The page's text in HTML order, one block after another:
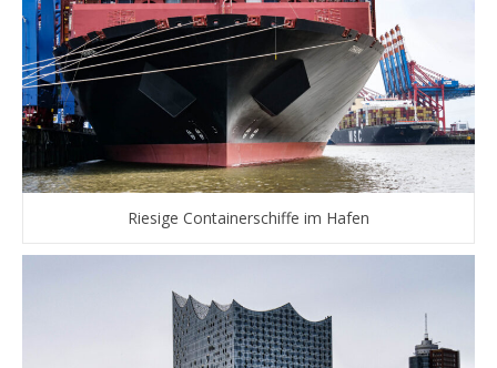
Riesige Containerschiffe im Hafen